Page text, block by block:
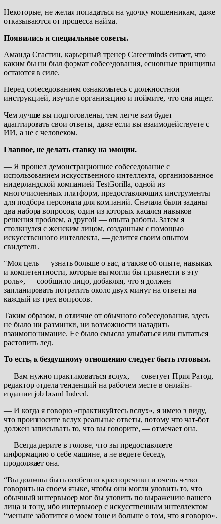
Некоторые, не желая попадаться на удочку мошенникам, даже
отказываются от процесса найма.
Появились и специальные советы.
Аманда Огастин, карьерный тренер Careerminds ситает, что
каким бы ни был формат собеседования, основные принципы
остаются в силе.
Перед собеседованием ознакомьтесь с должностной
инструкцией, изучите организацию и поймите, что она ищет.
Чем лучше вы подготовлены, тем легче вам будет
адаптировать свои ответы, даже если вы взаимодействуете с
ИИ, а не с человеком.
Главное, не делать ставку на эмоции.
— Я прошел демонстрационное собеседование с
использованием искусственного интеллекта, организованное
нидерландской компанией TestGorilla, одной из
многочисленных платформ, предоставляющих инструменты
для подбора персонала для компаний. Сначала были заданы
два набора вопросов, один из которых касался навыков
решения проблем, а другой — опыта работы. Затем я
столкнулся с женским лицом, созданным с помощью
искусственного интеллекта, — делится своим опытом
свидетель.
“Моя цель — узнать больше о вас, а также об опыте, навыках
и компетентности, которые вы могли бы привнести в эту
роль», — сообщило лицо, добавляя, что я должен
запланировать потратить около двух минут на ответы на
каждый из трех вопросов.
Таким образом, в отличие от обычного собеседования, здесь
не было ни разминки, ни возможности наладить
взаимопонимание. Не было смысла улыбаться или пытаться
растопить лед.
То есть, к бездушному отношению следует быть готовым.
— Вам нужно практиковаться вслух, — советует Прия Ратод,
редактор отдела тенденций на рабочем месте в онлайн-
издании job board Indeed.
— И когда я говорю «практикуйтесь вслух», я имею в виду,
что произносите вслух реальные ответы, потому что чат-бот
должен записывать то, что вы говорите, — отмечает она.
— Всегда дерите в голове, что вы предоставляете
информацию о себе машине, а не ведете беседу, —
продолжает она.
“Вы должны быть особенно красноречивы и очень четко
говорить на своем языке, чтобы они могли уловить то, что
обычный интервьюер мог бы уловить по выражению вашего
лица и тону, ибо интервьюер с искусственным интеллектом
“меньше заботится о моем тоне и больше о том, что я говорю».